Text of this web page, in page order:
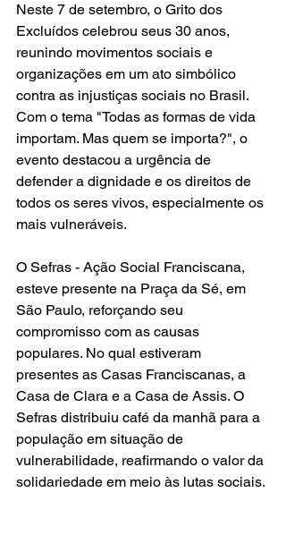
Neste 7 de setembro, o Grito dos
Excluídos celebrou seus 30 anos,
reunindo movimentos sociais e
organizações em um ato simbólico
contra as injustiças sociais no Brasil.
Com o tema "Todas as formas de vida
importam. Mas quem se importa?", o
evento destacou a urgência de
defender a dignidade e os direitos de
todos os seres vivos, especialmente os
mais vulneráveis.
O Sefras - Ação Social Franciscana,
esteve presente na Praça da Sé, em
São Paulo, reforçando seu
compromisso com as causas
populares. No qual estiveram
presentes as Casas Franciscanas, a
Casa de Clara e a Casa de Assis. O
Sefras distribuiu café da manhã para a
população em situação de
vulnerabilidade, reafirmando o valor da
solidariedade em meio às lutas sociais.